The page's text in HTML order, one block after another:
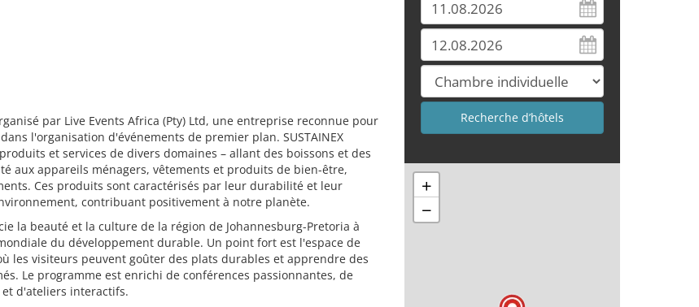
par Live Events Africa (Pty) Ltd, une entreprise reconnue pour
l'organisation d'événements de premier plan. SUSTAINEX
et services de divers domaines – allant des boissons et des
aux appareils ménagers, vêtements et produits de bien-être,
Ces produits sont caractérisés par leur durabilité et leur
contribuant positivement à notre planète.
la beauté et la culture de la région de Johannesburg-Pretoria à
du développement durable. Un point fort est l'espace de
les visiteurs peuvent goûter des plats durables et apprendre des
Le programme est enrichi de conférences passionnantes, de
d'ateliers interactifs.
+
−